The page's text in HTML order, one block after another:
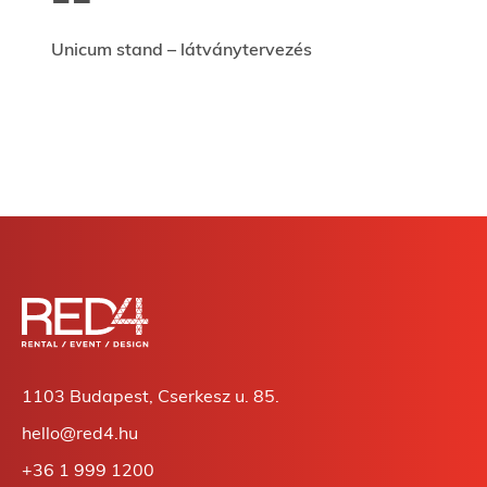
Unicum stand – látványtervezés
1103 Budapest, Cserkesz u. 85.
hello@red4.hu
+36 1 999 1200